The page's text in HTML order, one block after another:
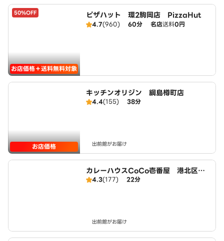
50%OFF
お店価格＋送料無料対象
ピザハット 環2駒岡店 PizzaHut
4.7(960) 60分 名店送料0円
お店価格
キッチンオリジン 綱島樽町店
4.4(155) 38分
出前館がお届け
カレーハウスCoCo壱番屋 港北区綱
島駅前店（SD）
4.3(177) 22分
出前館がお届け